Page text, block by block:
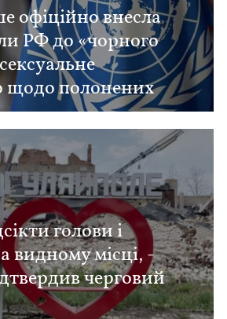
офіційно внесла
РФ до «чорного
щодо полонених
голови і
видному місці, -
черговий